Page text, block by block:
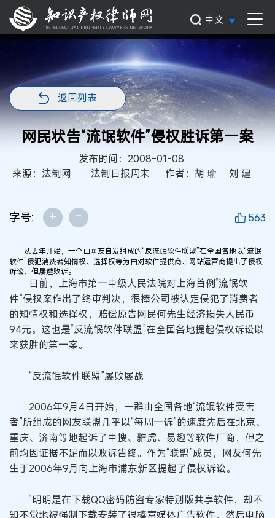
中文
返回列表
网民状告“流氓软件”侵权胜诉第一案
发布时间：2008-01-08
来源：法制网——法制日报周末
作者：胡 瑜 刘 建
字号: + - 563
从去年开始，一个由网友自发组成的“反流氓软件联盟”在全国各地以“流氓
软件”侵犯消费者知情权、选择权等为由对软件提供商、网站运营商提出了侵权
诉讼，但屡遭败诉。
日前，上海市第一中级人民法院对上海首例“流氓软
件”侵权案作出了终审判决，很棒公司被认定侵犯了消费者
的知情权和选择权，赔偿原告网民何先生经济损失人民币
94元。这也是“反流氓软件联盟”在全国各地提起侵权诉讼以
来获胜的第一案。
“反流氓软件联盟”屡败屡战
2006年9月4日开始，一群由全国各地“流氓软件受害
者”所组成的网友联盟几乎以“每周一诉”的速度先后在北京、
重庆、济南等地起诉了中搜、雅虎、易趣等软件厂商，但之
前均因证据不足而以败诉告终。作为“联盟”成员，网友何先
生于2006年9月向上海市浦东新区提起了侵权诉讼。
“明明是在下载QQ密码防盗专家特别版共享软件，却不
知不觉地被强制下载安装了很棒富媒体广告软件，然后电脑